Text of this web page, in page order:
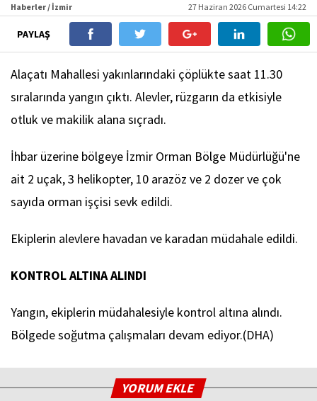
Haberler / İzmir 27 Haziran 2026 Cumartesi 14:22
PAYLAŞ
Alaçatı Mahallesi yakınlarındaki çöplükte saat 11.30
sıralarında yangın çıktı. Alevler, rüzgarın da etkisiyle
otluk ve makilik alana sıçradı.
İhbar üzerine bölgeye İzmir Orman Bölge Müdürlüğü'ne
ait 2 uçak, 3 helikopter, 10 arazöz ve 2 dozer ve çok
sayıda orman işçisi sevk edildi.
Ekiplerin alevlere havadan ve karadan müdahale edildi.
KONTROL ALTINA ALINDI
Yangın, ekiplerin müdahalesiyle kontrol altına alındı.
Bölgede soğutma çalışmaları devam ediyor.(DHA)
YORUM EKLE